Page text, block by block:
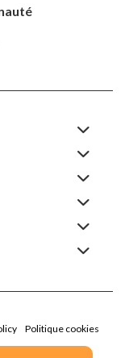
Politique cookies